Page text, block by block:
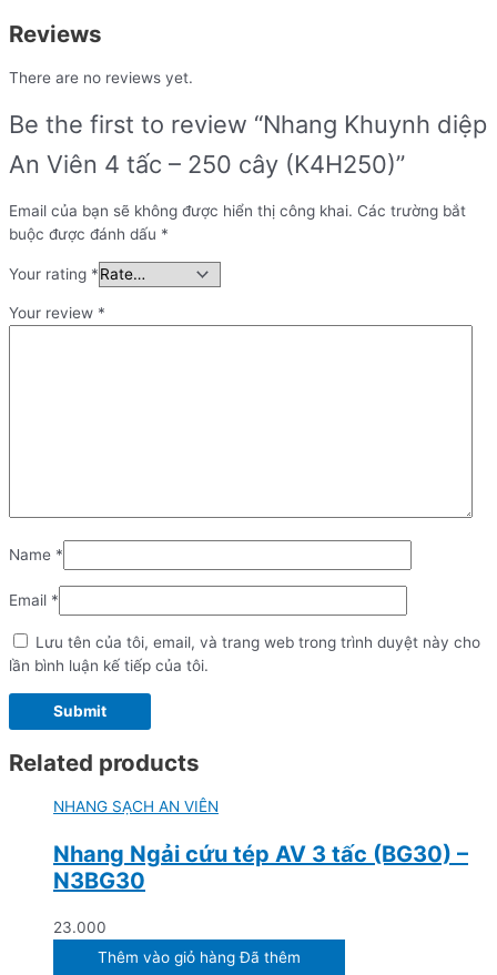
Reviews
There are no reviews yet.
Be the first to review “Nhang Khuynh diệp
An Viên 4 tấc – 250 cây (K4H250)”
Email của bạn sẽ không được hiển thị công khai. Các trường bắt
buộc được đánh dấu *
Your rating *
Your review *
Name *
Email *
Lưu tên của tôi, email, và trang web trong trình duyệt này cho
lần bình luận kế tiếp của tôi.
Related products
NHANG SẠCH AN VIÊN
Nhang Ngải cứu tép AV 3 tấc (BG30) –
N3BG30
23.000
Thêm vào giỏ hàng Đã thêm